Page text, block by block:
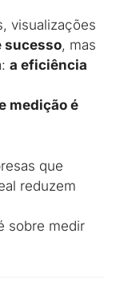
visualizações
sucesso, mas
a eficiência
medição é
que
reduzem
sobre medir